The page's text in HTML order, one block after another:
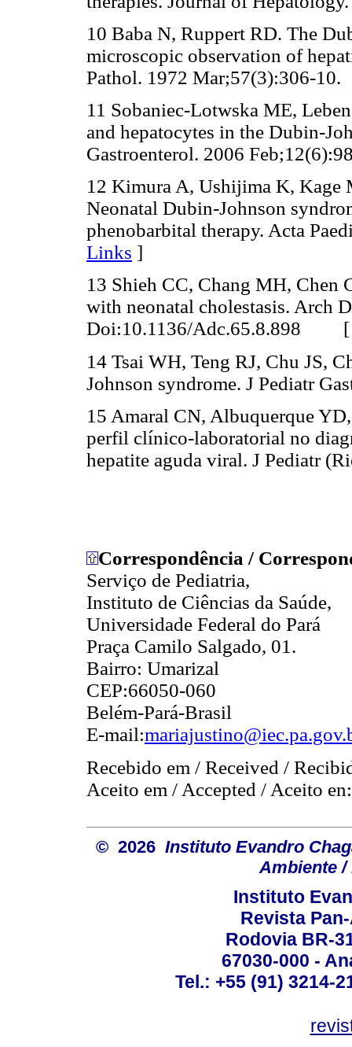
10 Baba N, Ruppert RD. The
microscopic observation of
Pathol. 1972 Mar;57(3):306-10.
11 Sobaniec-Lotwska ME,
and hepatocytes in the Dubin-
Gastroenterol. 2006
12 Kimura A, Ushijima K, Kage
Neonatal Dubin-Johnson
phenobarbital therapy. Acta
Links ]
13 Shieh CC, Chang MH, Chen
with neonatal cholestasis. Arch
Doi:10.1136/Adc.65.8.898
14 Tsai WH, Teng RJ, Chu JS,
Johnson syndrome. J Pediatr
15 Amaral CN, Albuquerque
perfil clínico-laboratorial no
hepatite aguda viral. J Pediatr
Correspondência /
Serviço de Pediatria,
Instituto de Ciências da Saúde,
Universidade Federal do Pará
Praça Camilo Salgado, 01.
Bairro: Umarizal
CEP:66050-060
Belém-Pará-Brasil
E-mail:
Recebido em / Received /
Aceito em / Accepted / Aceito
© 2026 Instituto Evandro
Ambiente /
Instituto
Revista
Rodovia BR-
67030-000 -
Tel.: +55 (91) 3214-